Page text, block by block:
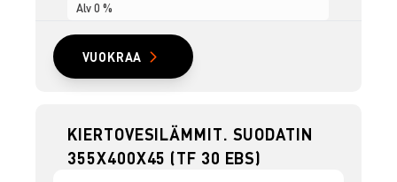
Alv 0 %
VUOKRAA
KIERTOVESILÄMMIT. SUODATIN
355X400X45 (TF 30 EBS)